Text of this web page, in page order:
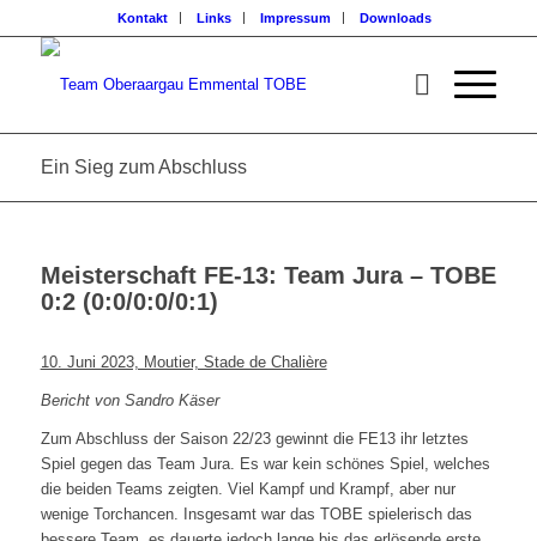
Kontakt Links Impressum Downloads
Ein Sieg zum Abschluss
Meisterschaft FE-13: Team Jura – TOBE
0:2 (0:0/0:0/0:1)
10. Juni 2023, Moutier, Stade de Chalière
Bericht von Sandro Käser
Zum Abschluss der Saison 22/23 gewinnt die FE13 ihr letztes
Spiel gegen das Team Jura. Es war kein schönes Spiel, welches
die beiden Teams zeigten. Viel Kampf und Krampf, aber nur
wenige Torchancen. Insgesamt war das TOBE spielerisch das